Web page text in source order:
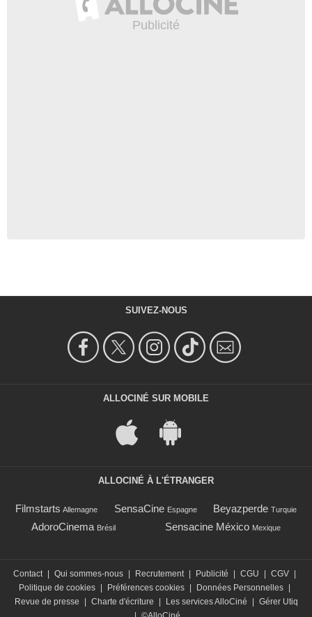
SUIVEZ-NOUS
ALLOCINÉ SUR MOBILE
ALLOCINÉ À L'ÉTRANGER
Filmstarts Allemagne SensaCine Espagne Beyazperde Turquie
AdoroCinema Brésil Sensacine México Mexique
Contact | Qui sommes-nous | Recrutement | Publicité | CGU | CGV |
Politique de cookies | Préférences cookies | Données Personnelles |
Revue de presse
| Charte d'écriture | Les services AlloCiné | Gérer Utiq